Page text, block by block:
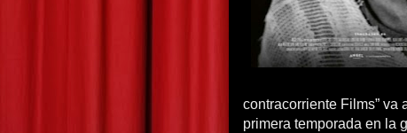
contracorriente Films” va
primera temporada en la